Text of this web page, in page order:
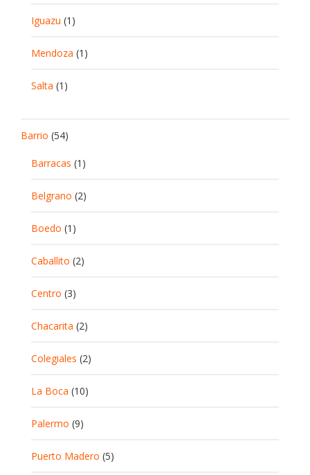
Iguazu (1)
Mendoza (1)
Salta (1)
Barrio (54)
Barracas (1)
Belgrano (2)
Boedo (1)
Caballito (2)
Centro (3)
Chacarita (2)
Colegiales (2)
La Boca (10)
Palermo (9)
Puerto Madero (5)